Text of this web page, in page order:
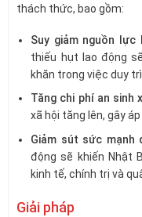
thách thức, bao gồm:
Suy giảm nguồn
thiếu hụt lao động
khăn trong việc duy
Tăng chi phí an sinh
xã hội tăng lên, gây
Giảm sút sức mạnh
động sẽ khiến Nhật
kinh tế, chính trị và
Giải pháp